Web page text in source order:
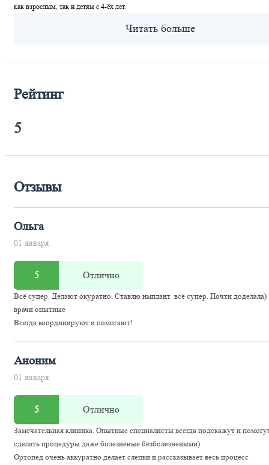
как взрослым, так и детям с 4-ёх лет.
Рейтинг
5
Отзывы
Ольга
01 января
5 Отлично
Всё супер. Делают окуратно. Ставлю имплант всё супер. Почти доделала)
врачи опытные
Всегда координируют и помогают!
Аноним
01 января
5 Отлично
Замечательная клиника. Опытные специалисты всегда подскажут и
сделать процедуры даже болезненые безболезнеными)
Ортопед очень аккуратно делает слепки и рассказывает весь процесс